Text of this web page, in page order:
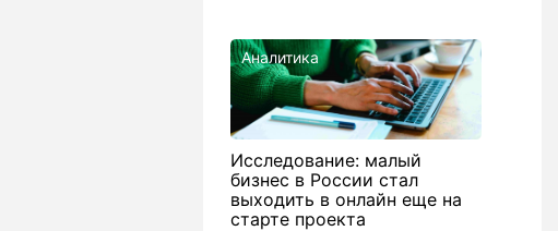
Аналитика
Исследование: малый
бизнес в России стал
выходить в онлайн еще на
старте проекта